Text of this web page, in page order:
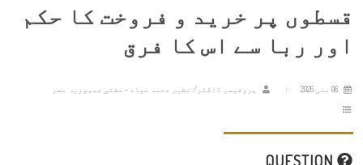
قسطوں پر خرید و فروخت کا حکم
اور ربا سے اس کا فرق
06 مئی 2026 پروفیسر ڈاکٹر/ نظیر محمد عیاد - مفتی جمہوریہ مصر